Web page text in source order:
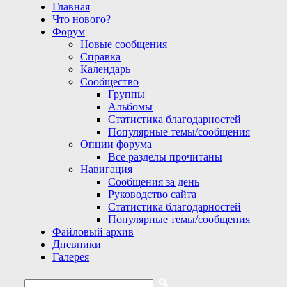
Главная
Что нового?
Форум
Новые сообщения
Справка
Календарь
Сообщество
Группы
Альбомы
Статистика благодарностей
Популярные темы/сообщения
Опции форума
Все разделы прочитаны
Навигация
Сообщения за день
Руководство сайта
Статистика благодарностей
Популярные темы/сообщения
Файловый архив
Дневники
Галерея